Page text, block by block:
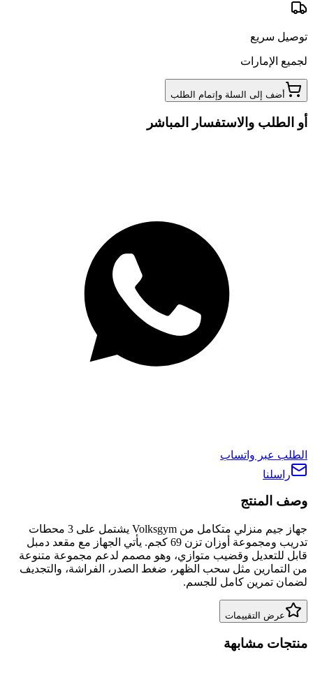
توصيل سريع
لجميع الإمارات
أضف إلى السلة وإتمام الطلب
أو الطلب والاستفسار المباشر
الطلب عبر واتساب
راسلنا
وصف المنتج
جهاز جيم منزلي متكامل من Volksgym يشتمل على 3 محطات
تدريب ومجموعة أوزان تزن 69 كجم. يأتي الجهاز مع مقعد دمبل
قابل للتعديل وقضيب متوازي، وهو مصمم لدعم مجموعة متنوعة
من التمارين مثل سحب الظهر، ضغط الصدر، الفراشة، والتجديف
لضمان تمرين كامل للجسم.
عرض التقييمات
منتجات مشابهة